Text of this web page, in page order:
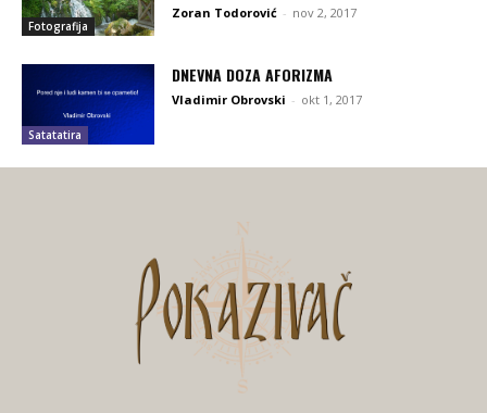
Fotografija
Zoran Todorović - nov 2, 2017
Satatatira
DNEVNA DOZA AFORIZMA
Vladimir Obrovski - okt 1, 2017